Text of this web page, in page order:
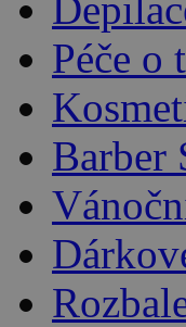
Péče o
Barber